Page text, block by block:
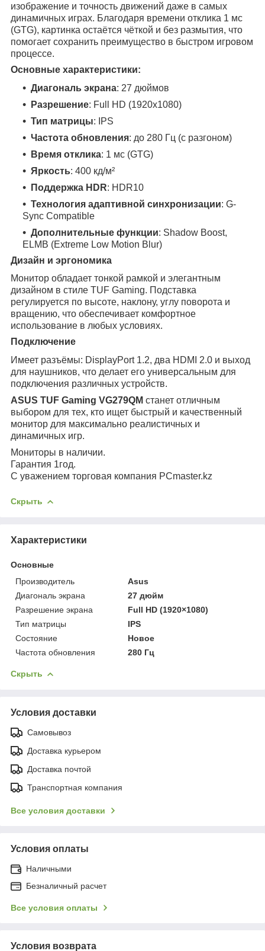
изображение и точность движений даже в самых
динамичных играх. Благодаря времени отклика 1 мс
(GTG), картинка остаётся чёткой и без размытия, что
помогает сохранить преимущество в быстром игровом
процессе.
Основные характеристики:
Диагональ экрана: 27 дюймов
Разрешение: Full HD (1920x1080)
Тип матрицы: IPS
Частота обновления: до 280 Гц (с разгоном)
Время отклика: 1 мс (GTG)
Яркость: 400 кд/м²
Поддержка HDR: HDR10
Технология адаптивной синхронизации: G-
Sync Compatible
Дополнительные функции: Shadow Boost,
ELMB (Extreme Low Motion Blur)
Дизайн и эргономика
Монитор обладает тонкой рамкой и элегантным
дизайном в стиле TUF Gaming. Подставка
регулируется по высоте, наклону, углу поворота и
вращению, что обеспечивает комфортное
использование в любых условиях.
Подключение
Имеет разъёмы: DisplayPort 1.2, два HDMI 2.0 и выход
для наушников, что делает его универсальным для
подключения различных устройств.
ASUS TUF Gaming VG279QM станет отличным
выбором для тех, кто ищет быстрый и качественный
монитор для максимально реалистичных и
динамичных игр.
Мониторы в наличии.
Гарантия 1год.
С уважением торговая компания PCmaster.kz
Скрыть
Характеристики
Основные
Производитель
Asus
Диагональ экрана
27 дюйм
Разрешение экрана
Full HD (1920×1080)
Тип матрицы
IPS
Состояние
Новое
Частота обновления
280 Гц
Скрыть
Условия доставки
Самовывоз
Доставка курьером
Доставка почтой
Транспортная компания
Все условия доставки
Условия оплаты
Наличными
Безналичный расчет
Все условия оплаты
Условия возврата